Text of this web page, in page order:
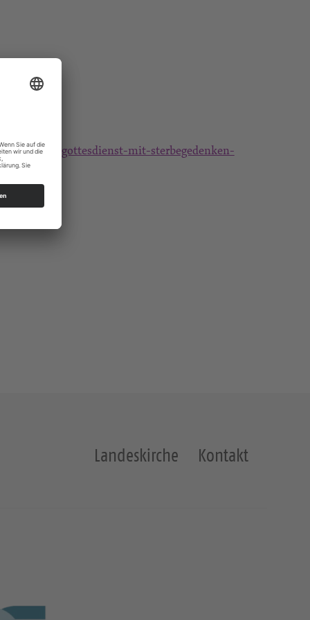
mit-sterbegedenken-
Landeskirche Kontakt